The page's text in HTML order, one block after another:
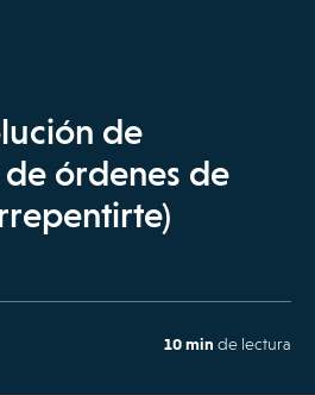
de
órdenes de
10 min de lectura